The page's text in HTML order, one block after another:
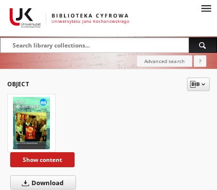
Advanced search ?
OBJECT
Show content
Download